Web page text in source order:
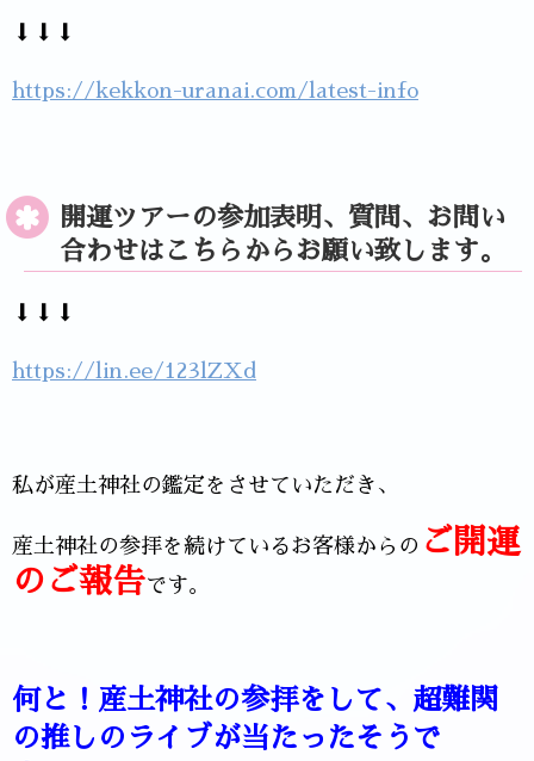
⬇⬇⬇
https://kekkon-uranai.com/latest-info
開運ツアーの参加表明、質問、お問い
合わせはこちらからお願い致します。
⬇⬇⬇
https://lin.ee/123lZXd
私が産土神社の鑑定をさせていただき、
産土神社の参拝を続けているお客様からの ご開運
のご報告です。
何と！産土神社の参拝をして、超難関
の推しのライブが当たったそうで